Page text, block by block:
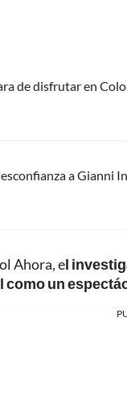
de disfrutar en
a
Ahora, el
como un